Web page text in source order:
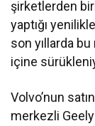
şirketlerden
yaptığı
son yıllarda
içine
Volvo’nun
merkezli